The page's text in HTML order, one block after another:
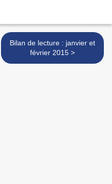
Bilan de lecture : janvier et
février 2015 >